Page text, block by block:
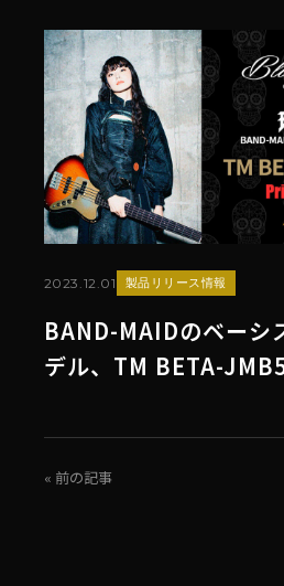
2023.12.01 製品リリース情報
BAND-MAIDのベーシ
デル、TM BETA-
« 前の記事